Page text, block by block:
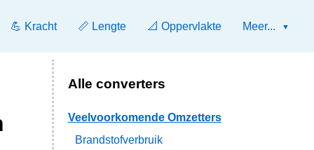
💪 Kracht 📏 Lengte 📐 Oppervlakte Meer...
Alle converters
Veelvoorkomende Omzetters
Brandstofverbruik